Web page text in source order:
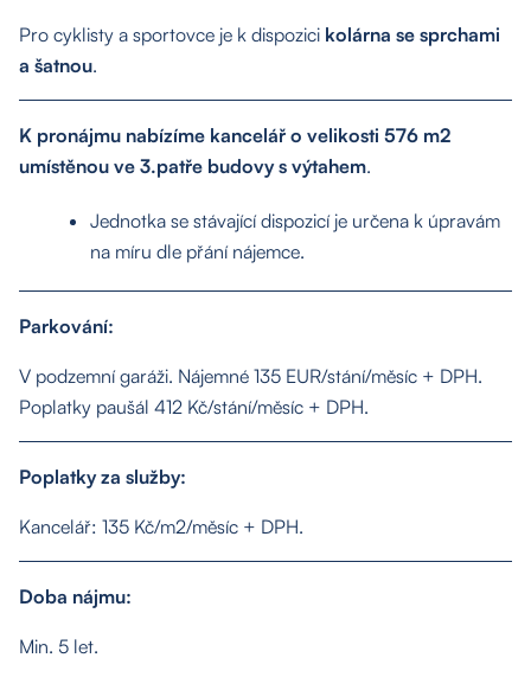
Pro cyklisty a sportovce je k dispozici kolárna se sprchami
a šatnou.
K pronájmu nabízíme kancelář o velikosti 576 m2
umístěnou ve 3.patře budovy s výtahem.
Jednotka se stávající dispozicí je určena k úpravám
na míru dle přání nájemce.
Parkování:
V podzemní garáži. Nájemné 135 EUR/stání/měsíc + DPH.
Poplatky paušál 412 Kč/stání/měsíc + DPH.
Poplatky za služby:
Kancelář: 135 Kč/m2/měsíc + DPH.
Doba nájmu:
Min. 5 let.